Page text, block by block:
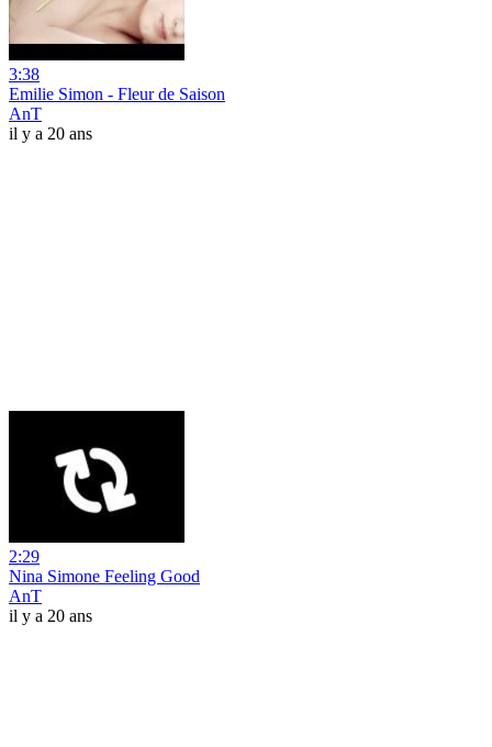
3:38
Emilie Simon - Fleur de Saison
AnT
il y a 20 ans
2:29
Nina Simone Feeling Good
AnT
il y a 20 ans